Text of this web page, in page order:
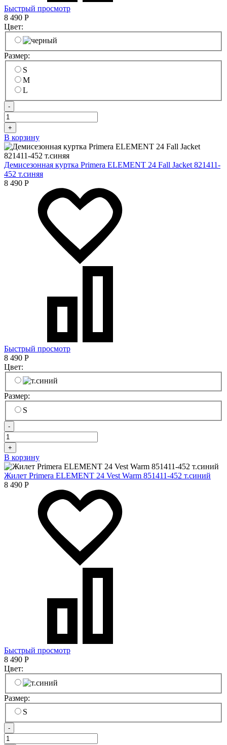
Быстрый просмотр
8 490 Р
Цвет:
Размер:
S
M
L
-
+
В корзину
Демисезонная куртка Primera ELEMENT 24 Fall Jacket 821411-
452 т.синяя
8 490 Р
Быстрый просмотр
8 490 Р
Цвет:
Размер:
S
-
+
В корзину
Жилет Primera ELEMENT 24 Vest Warm 851411-452 т.синий
8 490 Р
Быстрый просмотр
8 490 Р
Цвет:
Размер:
S
-